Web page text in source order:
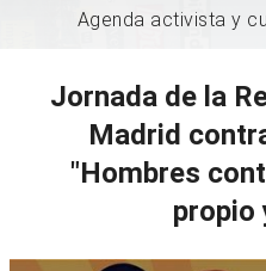
Agenda activista y
Jornada de la
Madrid
"Hombres
propio